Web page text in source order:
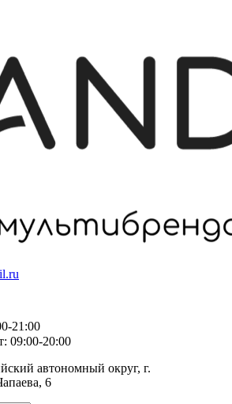
21:00
09:00-20:00
автономный округ, г.
6